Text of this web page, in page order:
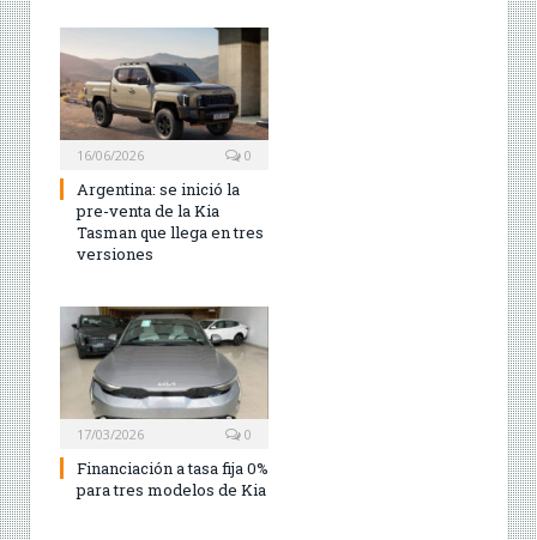
16/06/2026 0
Argentina: se inició la
pre-venta de la Kia
Tasman que llega en tres
versiones
17/03/2026 0
Financiación a tasa fija 0%
para tres modelos de Kia